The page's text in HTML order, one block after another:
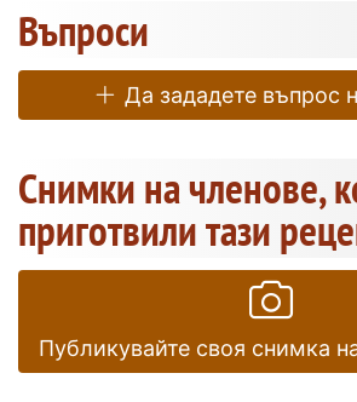
Въпроси
Да зададете въпрос
Снимки на членове,
приготвили тази
Публикувайте своя снимка